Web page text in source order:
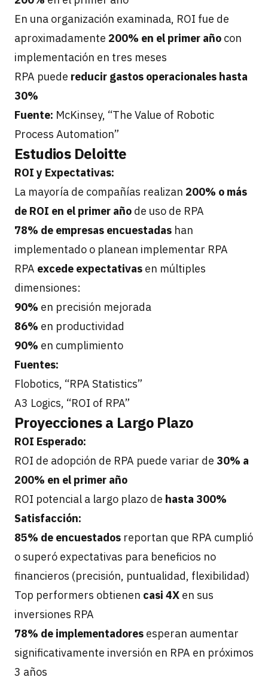
En una organización examinada, ROI fue de
aproximadamente 200% en el primer año con
implementación en tres meses
RPA puede reducir gastos operacionales hasta
30%
Fuente: McKinsey, “The Value of Robotic
Process Automation”
Estudios Deloitte
ROI y Expectativas:
La mayoría de compañías realizan 200% o más
de ROI en el primer año de uso de RPA
78% de empresas encuestadas han
implementado o planean implementar RPA
RPA excede expectativas en múltiples
dimensiones:
90% en precisión mejorada
86% en productividad
90% en cumplimiento
Fuentes:
Flobotics, “RPA Statistics”
A3 Logics, “ROI of RPA”
Proyecciones a Largo Plazo
ROI Esperado:
ROI de adopción de RPA puede variar de 30% a
200% en el primer año
ROI potencial a largo plazo de hasta 300%
Satisfacción:
85% de encuestados reportan que RPA cumplió
o superó expectativas para beneficios no
financieros (precisión, puntualidad, flexibilidad)
Top performers obtienen casi 4X en sus
inversiones RPA
78% de implementadores esperan aumentar
significativamente inversión en RPA en próximos
3 años